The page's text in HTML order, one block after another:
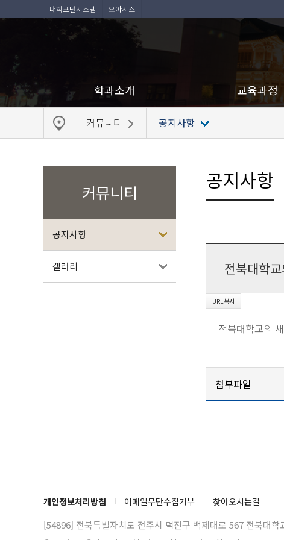
대학포털시스템 오아시스
학과소개 교육과정
커뮤니티 공지사항
커뮤니티
공지사항
갤러리
공지사항
전북대학
전북대학교의
첨부파일
개인정보처리방침 이메일무단수집거부 찾아오시는길
[54896] 전북특별자치도 전주시 덕진구 백제대로 567 전북대학